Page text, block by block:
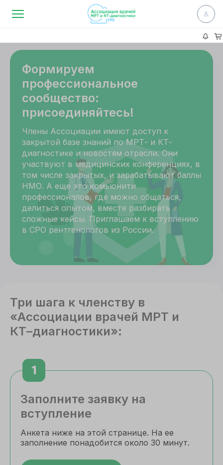
Формируем
профессиональное
сообщество:
присоединяйтесь!
Члены Ассоциации имеют доступ к
закрытой базе знаний по МРТ- и КТ-
диагностике и новостям отрасли. Они
участвуют в медицинских конференциях, в
том числе закрытых, и зарабатывают баллы
НМО. А еще это комьюнити
профессионалов, где можно общаться,
делиться опытом, вместе разбирать
сложные кейсы. Приглашаем к вступлению
в СРО рентгенологов из России.
Три шага к членству в
«Ассоциации врачей МРТ и
КТ⁠–⁠диагностики»:
1
Заполните заявку на
вступление
Анкета ниже на этой странице. На ее
заполнение понадобится около 30 минут.